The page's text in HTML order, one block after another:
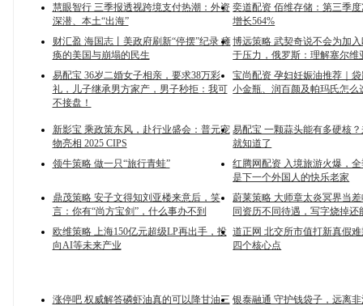
慧眼智行 三季报透视跨境支付热潮：外资
深潜、本土“出海”
奕道配资 佰维存储：第三季
增长564%
财汇盈 海国志丨美政府刷新“停摆”纪录 瘫
痪的美国与崩塌的民生
博远策略 武契奇说不会为加
于压力，俄罗斯：理解塞尔维
易配宝 36岁二婚女子相亲，要求38万彩
礼，儿子继承男方家产，男子秒拒：我可
不接盘！
宝尚配资 孕妇妊娠油推荐｜
小金瓶、润百颜及帕玛氏怎么
新影宝 乘政策东风，赴行业盛会：普元宠
物亮相 2025 CIPS
易配宝 一颗蒜头能有多硬核
就知道了
领牛策略 做一只“旅行青蛙”
红腾网配资 入境旅游火爆，
是下一个外国人的快乐老家
鼎茂策略 安子文得知刘亚楼来意后，笑
言：你有“尚方宝剑”，什么事办不到
蔚莱策略 大师章太炎冥界当
同资历不同待遇，写字烧掉还
欧维策略 上海150亿元超级LP再出手，投
向AI等未来产业
道正网 北交所市值打新真假
四个核心点
涨停吧 权威解答磷虾油真的可以降甘油三 银泰融通 守护钱袋子，远离